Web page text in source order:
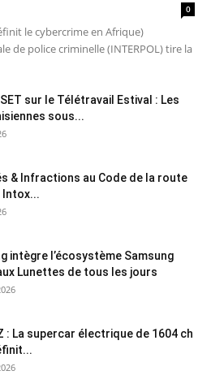
0
le cybercrime en Afrique)
de police criminelle (INTERPOL) tire la
sur le Télétravail Estival : Les
sous...
& Infractions au Code de la route
Intox...
intègre l’écosystème Samsung
Lunettes de tous les jours
: La supercar électrique de 1604 ch